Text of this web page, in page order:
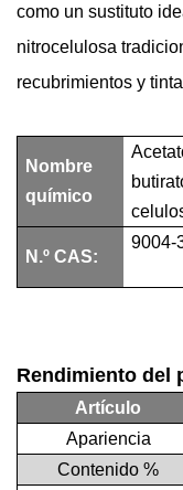
como un sustituto
nitrocelulosa
recubrimientos y
Nombre
químico
N.º CAS:
9004-
Rendimiento del
Artículo
Apariencia
Contenido %